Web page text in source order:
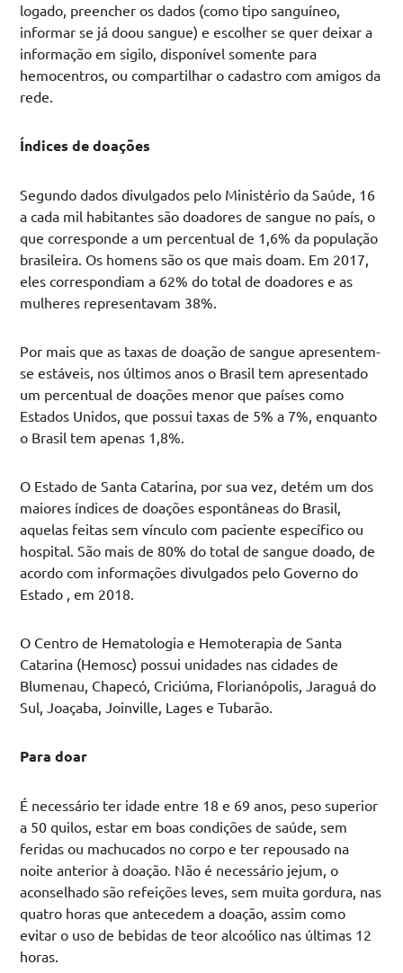
logado, preencher os dados (como tipo sanguíneo,
informar se já doou sangue) e escolher se quer deixar a
informação em sigilo, disponível somente para
hemocentros, ou compartilhar o cadastro com amigos da
rede.
Índices de doações
Segundo dados divulgados pelo Ministério da Saúde, 16
a cada mil habitantes são doadores de sangue no país, o
que corresponde a um percentual de 1,6% da população
brasileira. Os homens são os que mais doam. Em 2017,
eles correspondiam a 62% do total de doadores e as
mulheres representavam 38%.
Por mais que as taxas de doação de sangue apresentem-
se estáveis, nos últimos anos o Brasil tem apresentado
um percentual de doações menor que países como
Estados Unidos, que possui taxas de 5% a 7%, enquanto
o Brasil tem apenas 1,8%.
O Estado de Santa Catarina, por sua vez, detém um dos
maiores índices de doações espontâneas do Brasil,
aquelas feitas sem vínculo com paciente específico ou
hospital. São mais de 80% do total de sangue doado, de
acordo com informações divulgados pelo Governo do
Estado , em 2018.
O Centro de Hematologia e Hemoterapia de Santa
Catarina (Hemosc) possui unidades nas cidades de
Blumenau, Chapecó, Criciúma, Florianópolis, Jaraguá do
Sul, Joaçaba, Joinville, Lages e Tubarão.
Para doar
É necessário ter idade entre 18 e 69 anos, peso superior
a 50 quilos, estar em boas condições de saúde, sem
feridas ou machucados no corpo e ter repousado na
noite anterior à doação. Não é necessário jejum, o
aconselhado são refeições leves, sem muita gordura, nas
quatro horas que antecedem a doação, assim como
evitar o uso de bebidas de teor alcoólico nas últimas 12
horas.